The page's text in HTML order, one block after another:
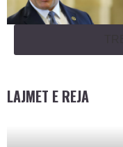
LAJMET E REJA